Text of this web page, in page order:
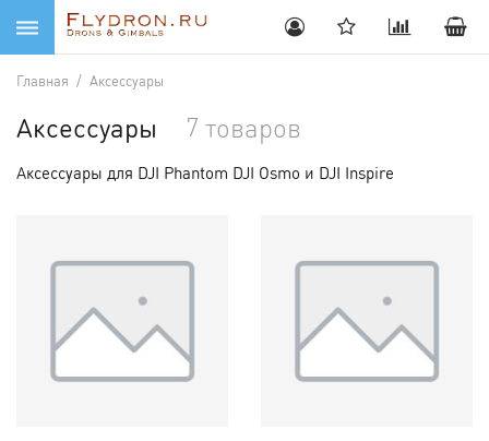
Главная / Аксессуары
Аксессуары 7 товаров
Аксессуары для DJI Phantom DJI Osmo и DJI Inspire